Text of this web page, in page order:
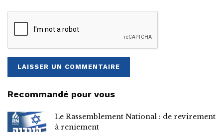
Recommandé pour vous
Le Rassemblement National : de revirement
à reniement